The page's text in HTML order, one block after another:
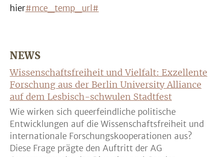
hier#mce_temp_url#
NEWS
Wissenschaftsfreiheit und Vielfalt: Exzellente
Forschung aus der Berlin University Alliance
auf dem Lesbisch-schwulen Stadtfest
Wie wirken sich queerfeindliche politische
Entwicklungen auf die Wissenschaftsfreiheit und
internationale Forschungskooperationen aus?
Diese Frage prägte den Auftritt der AG